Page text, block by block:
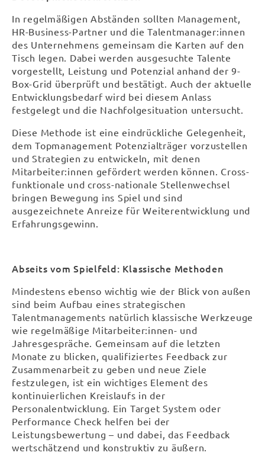
In regelmäßigen Abständen sollten Management,
HR-Business-Partner und die Talentmanager:innen
des Unternehmens gemeinsam die Karten auf den
Tisch legen. Dabei werden ausgesuchte Talente
vorgestellt, Leistung und Potenzial anhand der 9-
Box-Grid überprüft und bestätigt. Auch der aktuelle
Entwicklungsbedarf wird bei diesem Anlass
festgelegt und die Nachfolgesituation untersucht.
Diese Methode ist eine eindrückliche Gelegenheit,
dem Topmanagement Potenzialträger vorzustellen
und Strategien zu entwickeln, mit denen
Mitarbeiter:innen gefördert werden können. Cross-
funktionale und cross-nationale Stellenwechsel
bringen Bewegung ins Spiel und sind
ausgezeichnete Anreize für Weiterentwicklung und
Erfahrungsgewinn.
Abseits vom Spielfeld: Klassische Methoden
Mindestens ebenso wichtig wie der Blick von außen
sind beim Aufbau eines strategischen
Talentmanagements natürlich klassische Werkzeuge
wie regelmäßige Mitarbeiter:innen- und
Jahresgespräche. Gemeinsam auf die letzten
Monate zu blicken, qualifiziertes Feedback zur
Zusammenarbeit zu geben und neue Ziele
festzulegen, ist ein wichtiges Element des
kontinuierlichen Kreislaufs in der
Personalentwicklung. Ein Target System oder
Performance Check helfen bei der
Leistungsbewertung – und dabei, das Feedback
wertschätzend und konstruktiv zu äußern.